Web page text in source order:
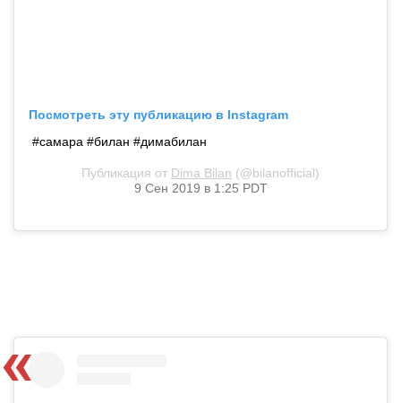
Посмотреть эту публикацию в Instagram
#самара #билан #димабилан
Публикация от Dima Bilan (@bilanofficial)
9 Сен 2019 в 1:25 PDT